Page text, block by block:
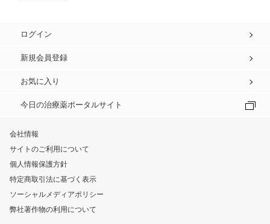
ログイン
新規会員登録
お気に入り
今日の治療薬ポータルサイト
会社情報
サイトのご利用について
個人情報保護方針
特定商取引法に基づく表示
ソーシャルメディアポリシー
弊社著作物の利用について